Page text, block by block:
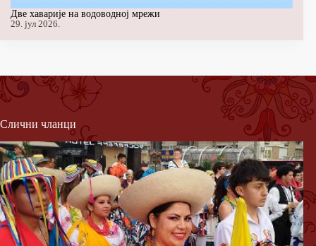
Две хаварије на водоводној мрежи
29. јул 2026.
Слични чланци